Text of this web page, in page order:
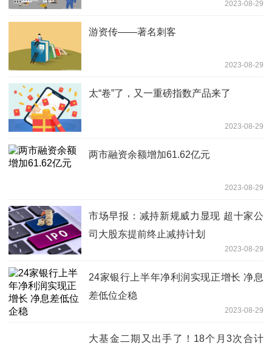
2023-08-29
游资传——著名刺客
2023-08-29
太“卷”了，又一重磅指数产品来了
2023-08-29
两市融资余额增加61.62亿元
2023-08-29
市场早报：减持新规威力显现 超十家公
司大股东提前终止减持计划
2023-08-29
24家银行上半年净利润实现正增长 净息
差低位企稳
2023-08-29
大基金二期又出手了！18个月3次合计